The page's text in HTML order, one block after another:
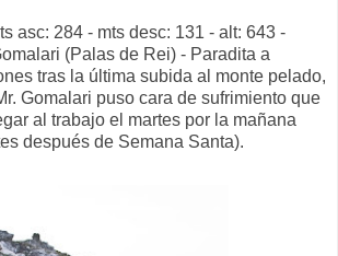
asc: 284 - mts desc: 131 - alt: 643 -
(Palas de Rei) - Paradita a
tras la última subida al monte pelado,
Gomalari puso cara de sufrimiento que
al trabajo el martes por la mañana
después de Semana Santa).